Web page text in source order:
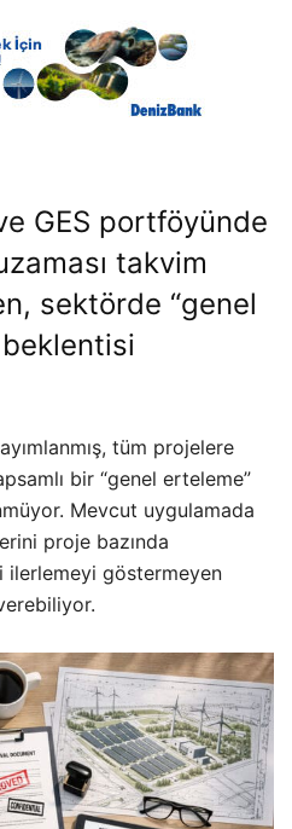
GES portföyünde
takvim
sektörde “genel
beklentisi
tüm projelere
bir “genel erteleme”
Mevcut uygulamada
proje bazında
göstermeyen